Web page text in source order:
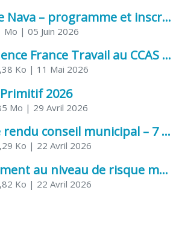
Tribu de Nava – programme et inscriptions été 2026
| 05 Juin 2026
Permanence France Travail au CCAS de Saujon Juin 2026
Ko | 11 Mai 2026
2026
Mo | 29 Avril 2026
Compte rendu conseil municipal – 7 avril 2026
Ko | 22 Avril 2026
Abaissement au niveau de risque modéré de l’Influenza aviaire
Ko | 22 Avril 2026